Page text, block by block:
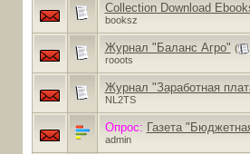
Collection Download
booksz
Журнал "Баланс Агро" (
rooots
Журнал "Заработная
NL2TS
Опрос: Газета
admin